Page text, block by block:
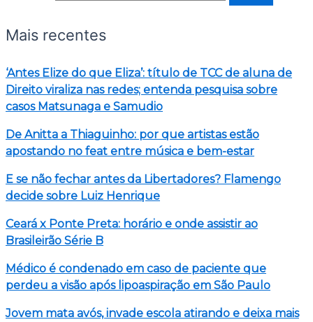
Mais recentes
‘Antes Elize do que Eliza’: título de TCC de aluna de
Direito viraliza nas redes; entenda pesquisa sobre
casos Matsunaga e Samudio
De Anitta a Thiaguinho: por que artistas estão
apostando no feat entre música e bem-estar
E se não fechar antes da Libertadores? Flamengo
decide sobre Luiz Henrique
Ceará x Ponte Preta: horário e onde assistir ao
Brasileirão Série B
Médico é condenado em caso de paciente que
perdeu a visão após lipoaspiração em São Paulo
Jovem mata avós, invade escola atirando e deixa mais